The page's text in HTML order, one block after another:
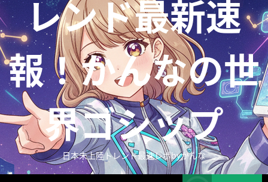
レンド最新速
報！かんなの世
界ゴシップ
日本未上陸トレンド最速レポbyかんな